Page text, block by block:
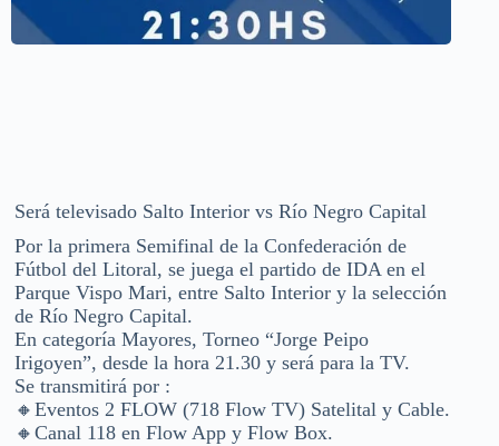
Será televisado Salto Interior vs Río Negro Capital
Por la primera Semifinal de la Confederación de
Fútbol del Litoral, se juega el partido de IDA en el
Parque Vispo Mari, entre Salto Interior y la selección
de Río Negro Capital.
En categoría Mayores, Torneo “Jorge Peipo
Irigoyen”, desde la hora 21.30 y será para la TV.
Se transmitirá por :
🔸Eventos 2 FLOW (718 Flow TV) Satelital y Cable.
🔸Canal 118 en Flow App y Flow Box.